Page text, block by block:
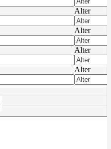
Alter
Alter
Alter
Alter